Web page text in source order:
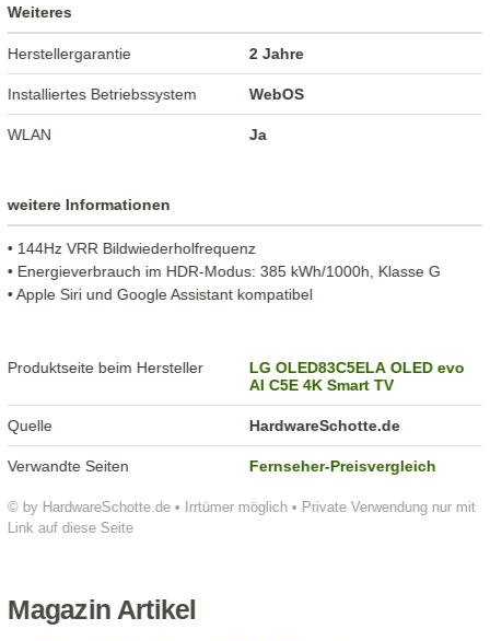
© by HardwareSchotte.de • Irrtümer möglich • Private Verwendung nur mit
Link auf diese Seite
Weiteres
Herstellergarantie 2 Jahre
Installiertes Betriebssystem WebOS
WLAN Ja
weitere Informationen
• 144Hz VRR Bildwiederholfrequenz
• Energieverbrauch im HDR-Modus: 385 kWh/1000h, Klasse G
• Apple Siri und Google Assistant kompatibel
Produktseite beim Hersteller
LG OLED83C5ELA OLED evo
AI C5E 4K Smart TV
Quelle HardwareSchotte.de
Verwandte Seiten Fernseher-Preisvergleich
Magazin Artikel